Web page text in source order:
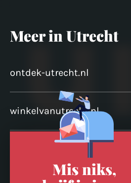
Meer in Utrecht
ontdek-utrecht.nl
winkelvanutrecht.nl
Mis niks,